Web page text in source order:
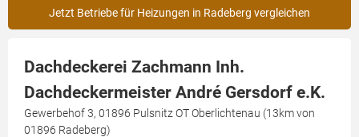
Jetzt Betriebe für Heizungen in Radeberg vergleichen
Dachdeckerei Zachmann Inh.
Dachdeckermeister André Gersdorf e.K.
Gewerbehof 3, 01896 Pulsnitz OT Oberlichtenau (13km von
01896 Radeberg)